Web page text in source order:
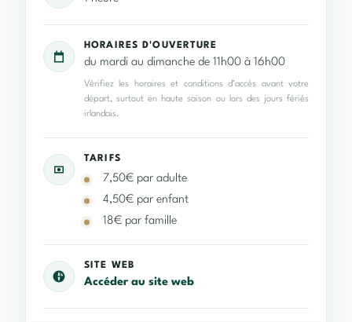
HORAIRES D'OUVERTURE
du mardi au dimanche de 11h00 à 16h00
Vérifiez les horaires et conditions d’accès avant votre
départ, surtout en haute saison ou lors des jours fériés
irlandais.
TARIFS
7,50€ par adulte
4,50€ par enfant
18€ par famille
SITE WEB
Accéder au site web